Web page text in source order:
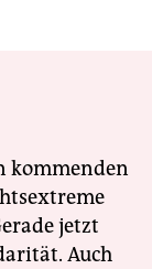
kommenden
jetzt
Auch